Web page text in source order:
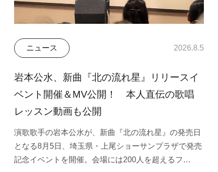
ニュース 2026.8.5
岩本公水、新曲『北の流れ星』リリースイ
ベント開催＆MV公開！ 本人直伝の歌唱
レッスン動画も公開
演歌歌手の岩本公水が、新曲『北の流れ星』の発売日
となる8月5日、埼玉県・上尾ショーサンプラザで発売
記念イベントを開催。会場には200人を超えるフ…